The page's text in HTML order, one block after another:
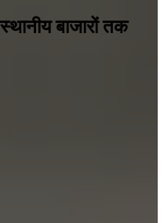
बाजारों तक